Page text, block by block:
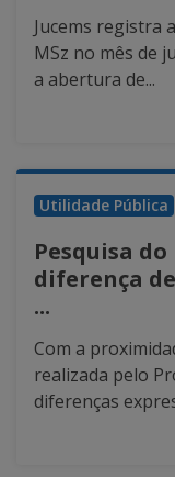
Jucems registra
MSz no mês de
a abertura de...
Utilidade Pública
Pesquisa
diferença
...
Com a
realizada pelo
diferenças